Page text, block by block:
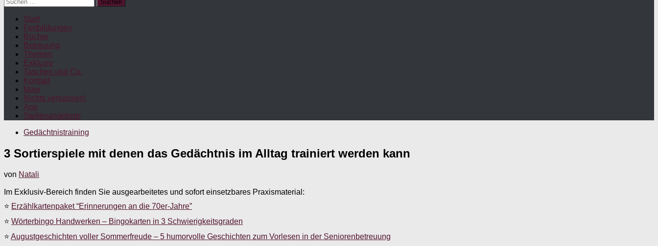
nach:
Start
Fortbildungen
Bücher
Betreuung
Themen
Exklusiv
Taschen und Co.
Kontakt
Maw
Nichts verpassen!
App
Stellenangebote
Gedächtnistraining
3 Sortierspiele mit denen das Gedächtnis im Alltag trainiert werden kann
von Natali
Im Exklusiv-Bereich finden Sie ausgearbeitetes und sofort einsetzbares Praxismaterial:
⭐ Erzählkartenpaket “Erinnerungen an die 70er-Jahre”
⭐ Wörterbingo Handwerken – Bingokarten in 3 Schwierigkeitsgraden
⭐ Augustgeschichten voller Sommerfreude – 5 humorvolle Geschichten zum Vorlesen in der Seniorenbetreuung